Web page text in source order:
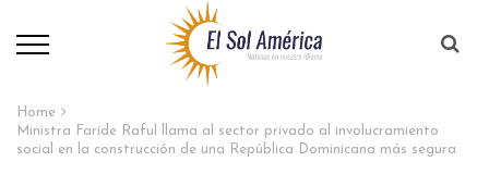
Home
Ministra Faride Raful llama al sector privado al involucramiento
social en la construcción de una República Dominicana más segura